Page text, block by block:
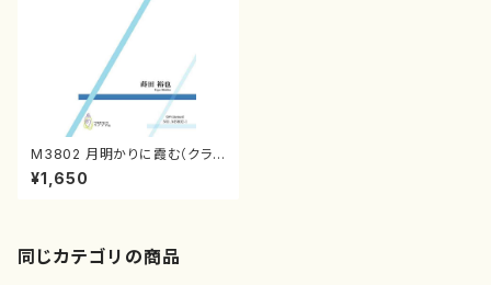
M3802 月明かりに霞む（クラリ
ネット、ピアノ/蒔田裕也/楽譜）
¥1,650
同じカテゴリの商品